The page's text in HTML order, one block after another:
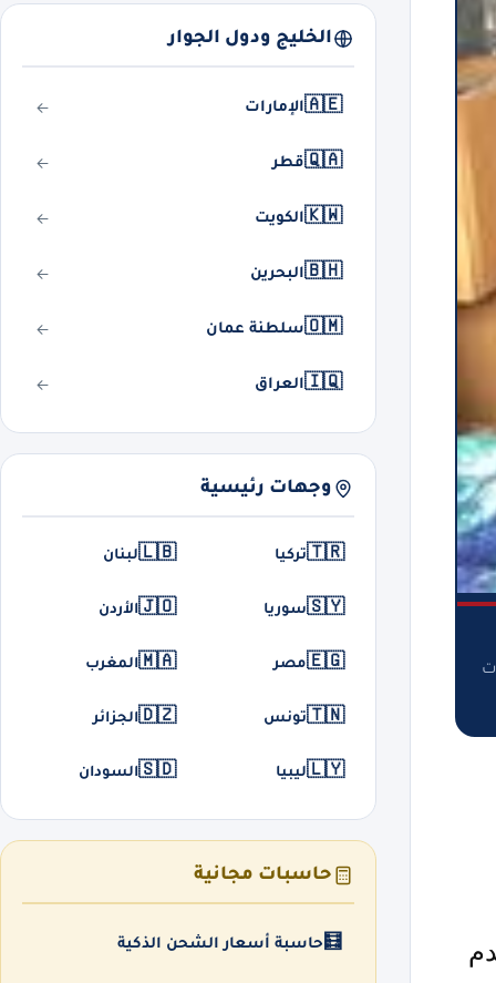
الخليج ودول الجوار
🇦🇪الإمارات
🇶🇦قطر
🇰🇼الكويت
🇧🇭البحرين
🇴🇲سلطنة عمان
🇮🇶العراق
وجهات رئيسية
🇹🇷تركيا 🇱🇧لبنان
🇸🇾سوريا 🇯🇴الأردن
🇪🇬مصر 🇲🇦المغرب
🇹🇳تونس 🇩🇿الجزائر
🇱🇾ليبيا 🇸🇩السودان
حاسبات مجانية
🧮 حاسبة أسعار الشحن الذكية